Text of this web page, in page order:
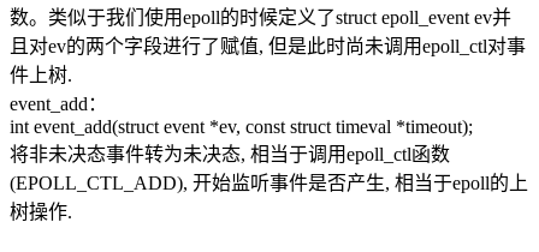
数。类似于我们使用epoll的时候定义了struct epoll_event ev并
且对ev的两个字段进行了赋值, 但是此时尚未调用epoll_ctl对事
件上树.
event_add：
int event_add(struct event *ev, const struct timeval *timeout);
将非未决态事件转为未决态, 相当于调用epoll_ctl函数
(EPOLL_CTL_ADD), 开始监听事件是否产生, 相当于epoll的上
树操作.